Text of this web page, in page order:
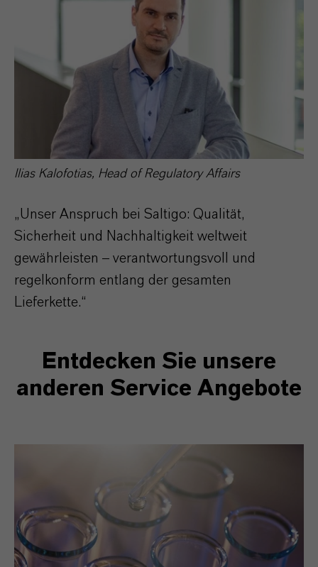
Ilias Kalofotias, Head of Regulatory Affairs
„Unser Anspruch bei Saltigo: Qualität,
Sicherheit und Nachhaltigkeit weltweit
gewährleisten – verantwortungsvoll und
regelkonform entlang der gesamten
Lieferkette.“
Entdecken Sie unsere
anderen Service Angebote